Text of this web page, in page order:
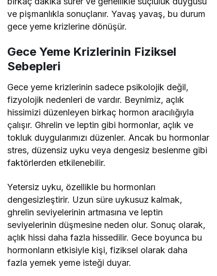
ve pişmanlıkla sonuçlanır. Yavaş yavaş, bu durum
gece yeme krizlerine dönüşür.
Gece Yeme Krizlerinin Fiziksel
Sebepleri
Gece yeme krizlerinin sadece psikolojik değil,
fizyolojik nedenleri de vardır. Beynimiz, açlık
hissimizi düzenleyen birkaç hormon aracılığıyla
çalışır. Ghrelin ve leptin gibi hormonlar, açlık ve
tokluk duygularımızı düzenler. Ancak bu hormonlar
stres, düzensiz uyku veya dengesiz beslenme gibi
faktörlerden etkilenebilir.
Yetersiz uyku, özellikle bu hormonları
dengesizleştirir. Uzun süre uykusuz kalmak,
ghrelin seviyelerinin artmasına ve leptin
seviyelerinin düşmesine neden olur. Sonuç olarak,
açlık hissi daha fazla hissedilir. Gece boyunca bu
hormonların etkisiyle kişi, fiziksel olarak daha
fazla yemek yeme isteği duyar.